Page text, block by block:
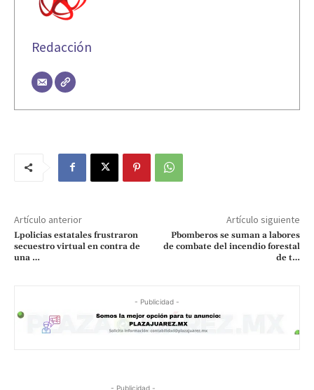
Redacción
Artículo anterior
Lpolicias estatales frustraron
secuestro virtual en contra de
una …
Artículo siguiente
Pbomberos se suman a labores
de combate del incendio forestal
de t…
- Publicidad -
- Publicidad -